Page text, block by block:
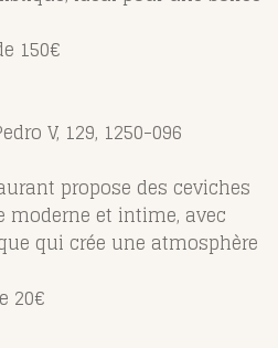
150€
V, 129, 1250-096
propose des ceviches
moderne et intime, avec
qui crée une atmosphère
20€